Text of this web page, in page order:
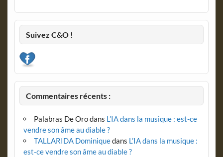
Suivez C&O !
Commentaires récents :
Palabras De Orodans L’IA dans la musique : est-ce
vendre son âme au diable ?
TALLARIDA Dominiquedans L’IA dans la musique :
est-ce vendre son âme au diable ?